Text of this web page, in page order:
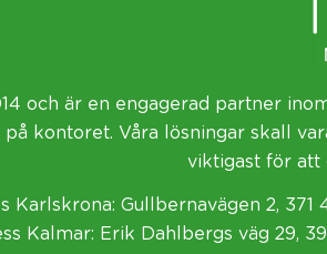
och är en engagerad partner
kontoret. Våra lösningar skall
viktigast för att
Karlskrona: Gullbernavägen 2,
Kalmar: Erik Dahlbergs väg 29,